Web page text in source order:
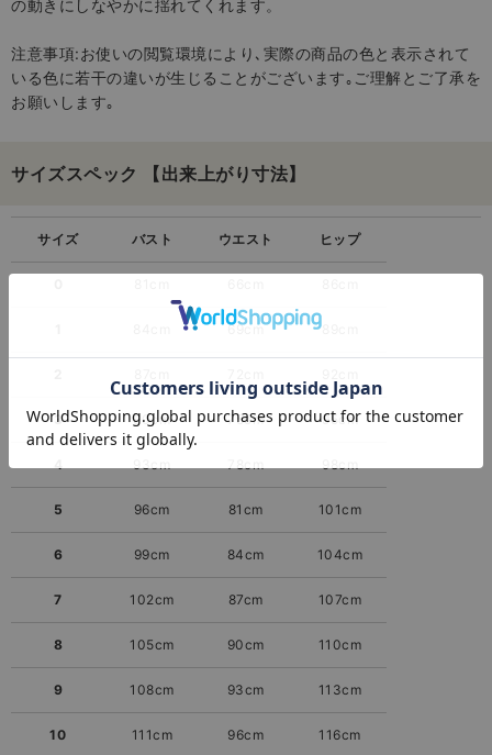
の動きにしなやかに揺れてくれます。
注意事項:お使いの閲覧環境により､実際の商品の色と表示されて
いる色に若干の違いが生じることがございます｡ご理解とご了承を
お願いします｡
サイズスペック 【出来上がり寸法】
サイズ
3
4
5
6
7
8
9
10
バスト
90cm
93cm
96cm
99cm
102cm
105cm
108cm
111cm
ウエスト
69cm
75cm
78cm
81cm
84cm
87cm
90cm
93cm
96cm
ヒップ
95cm
98cm
101cm
104cm
107cm
110cm
113cm
116cm